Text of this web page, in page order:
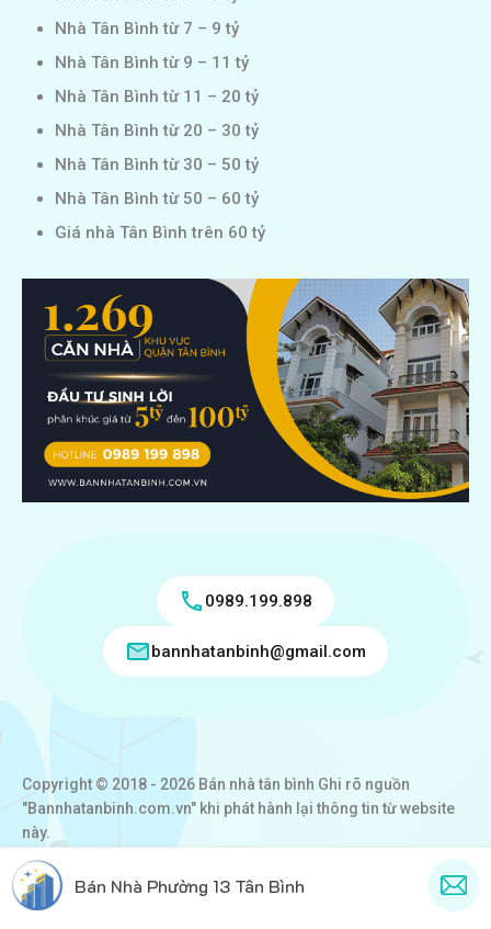
Nhà Tân Bình từ 7 – 9 tỷ
Nhà Tân Bình từ 9 – 11 tỷ
Nhà Tân Bình từ 11 – 20 tỷ
Nhà Tân Bình từ 20 – 30 tỷ
Nhà Tân Bình từ 30 – 50 tỷ
Nhà Tân Bình từ 50 – 60 tỷ
Giá nhà Tân Bình trên 60 tỷ
0989.199.898
bannhatanbinh@gmail.com
Copyright © 2018 - 2026 Bán nhà tân bình Ghi rõ nguồn
"Bannhatanbinh.com.vn" khi phát hành lại thông tin từ website
này.
Bán Nhà Phường 13 Tân Bình